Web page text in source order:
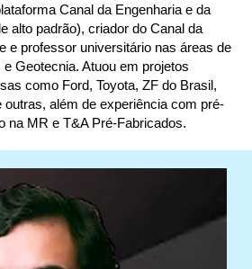
Canal da Engenharia e da
alto padrão), criador do Canal da
e professor universitário nas áreas de
Geotecnia. Atuou em projetos
como Ford, Toyota, ZF do Brasil,
outras, além de experiência com pré-
na MR e T&A Pré-Fabricados.